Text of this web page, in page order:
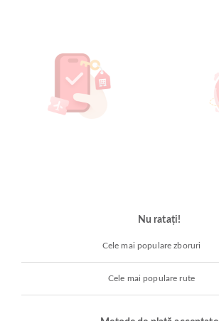
Nu ratați!
Cele mai populare zboruri
Cele mai populare rute